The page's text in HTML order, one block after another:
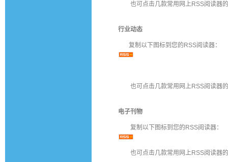
也可点击几款常用网上RSS阅读器的
行业动态
复制以下图标到您的RSS阅读器：
也可点击几款常用网上RSS阅读器的
电子刊物
复制以下图标到您的RSS阅读器：
也可点击几款常用网上RSS阅读器的